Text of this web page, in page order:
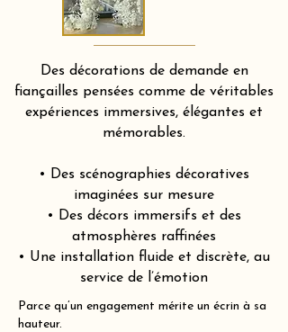
Des décorations de demande en
fiançailles pensées comme de véritables
expériences immersives, élégantes et
mémorables.
• Des scénographies décoratives
imaginées sur mesure
• Des décors immersifs et des
atmosphères raffinées
• Une installation fluide et discrète, au
service de l’émotion
Parce qu’un engagement mérite un écrin à sa
hauteur.